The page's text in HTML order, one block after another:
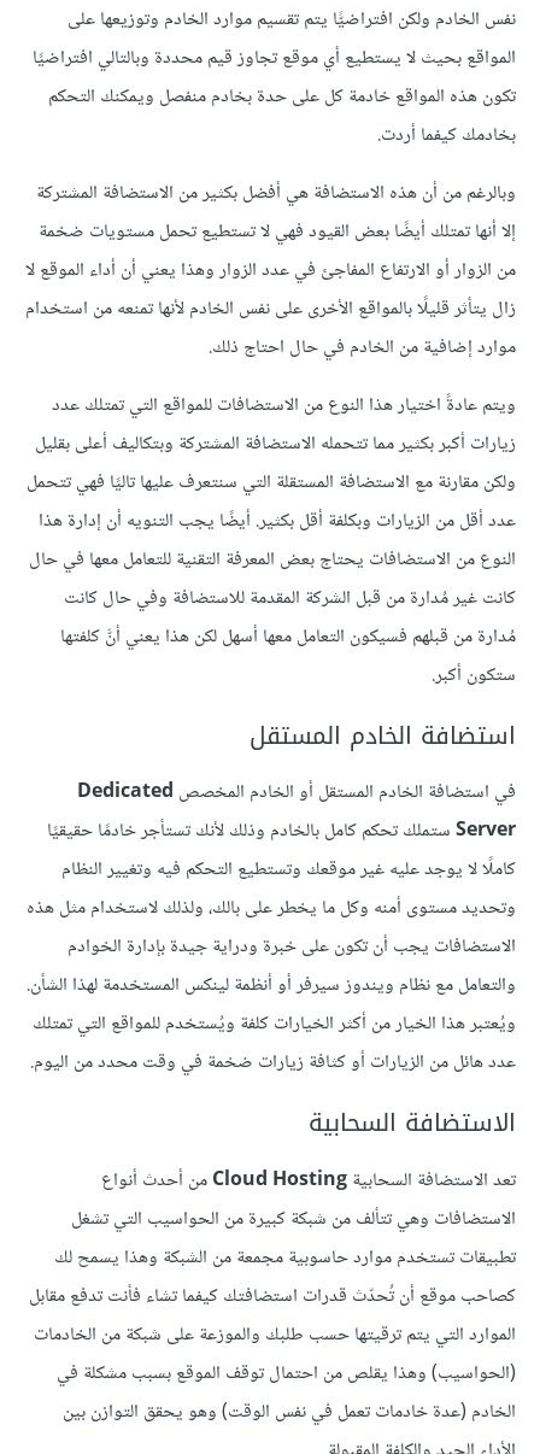
نفس الخادم ولكن افتراضيًّا يتم تقسيم موارد الخادم وتوزيعها على
المواقع بحيث لا يستطيع أي موقع تجاوز قيم محددة وبالتالي افتراضيًا
تكون هذه المواقع خادمة كل على حدة بخادم منفصل ويمكنك التحكم
بخادمك كيفما أردت.
وبالرغم من أن هذه الاستضافة هي أفضل بكثير من الاستضافة المشتركة
إلا أنها تمتلك أيضًا بعض القيود فهي لا تستطيع تحمل مستويات ضخمة
من الزوار أو الارتفاع المفاجئ في عدد الزوار وهذا يعني أن أداء الموقع لا
زال يتأثر قليلًا بالمواقع الأخرى على نفس الخادم لأنها تمنعه من استخدام
موارد إضافية من الخادم في حال احتاج ذلك.
ويتم عادةً اختيار هذا النوع من الاستضافات للمواقع التي تمتلك عدد
زيارات أكبر بكثير مما تتحمله الاستضافة المشتركة وبتكاليف أعلى بقليل
ولكن مقارنة مع الاستضافة المستقلة التي سنتعرف عليها تاليًا فهي تتحمل
عدد أقل من الزيارات وبكلفة أقل بكثير. أيضًا يجب التنويه أن إدارة هذا
النوع من الاستضافات يحتاج بعض المعرفة التقنية للتعامل معها في حال
كانت غير مُدارة من قبل الشركة المقدمة للاستضافة وفي حال كانت
مُدارة من قبلهم فسيكون التعامل معها أسهل لكن هذا يعني أنَّ كلفتها
ستكون أكبر.
استضافة الخادم المستقل
في استضافة الخادم المستقل أو الخادم المخصص Dedicated
Serverستملك تحكم كامل بالخادم وذلك لأنك تستأجر خادمًا حقيقيًا
كاملًا لا يوجد عليه غير موقعك وتستطيع التحكم فيه وتغيير النظام
وتحديد مستوى أمنه وكل ما يخطر على بالك، ولذلك لاستخدام مثل هذه
الاستضافات يجب أن تكون على خبرة ودراية جيدة بإدارة الخوادم
والتعامل مع نظام ويندوز سيرفر أو أنظمة لينكس المستخدمة لهذا الشأن.
ويُعتبر هذا الخيار من أكثر الخيارات كلفة ويُستخدم للمواقع التي تمتلك
عدد هائل من الزيارات أو كثافة زيارات ضخمة في وقت محدد من اليوم.
الاستضافة السحابية
تعد الاستضافة السحابيةCloud Hostingمن أحدث أنواع
الاستضافات وهي تتألف من شبكة كبيرة من الحواسيب التي تشغل
تطبيقات تستخدم موارد حاسوبية مجمعة من الشبكة وهذا يسمح لك
كصاحب موقع أن تُحدّث قدرات استضافتك كيفما تشاء فأنت تدفع مقابل
الموارد التي يتم ترقيتها حسب طلبك والموزعة على شبكة من الخادمات
(الحواسيب) وهذا يقلص من احتمال توقف الموقع بسبب مشكلة في
الخادم (عدة خادمات تعمل في نفس الوقت) وهو يحقق التوازن بين